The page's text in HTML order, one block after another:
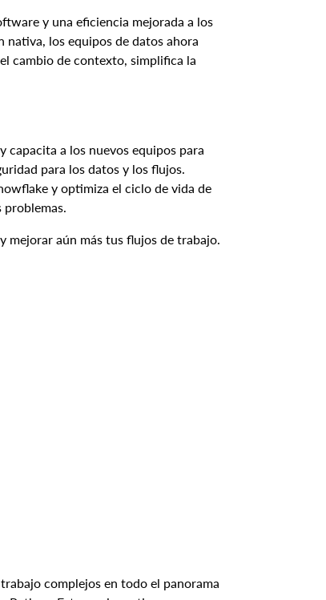
y una eficiencia mejorada a los
los equipos de datos ahora
cambio de contexto, simplifica la
a los nuevos equipos para
para los datos y los flujos.
y optimiza el ciclo de vida de
mejorar aún más tus flujos de trabajo.
complejos en todo el panorama